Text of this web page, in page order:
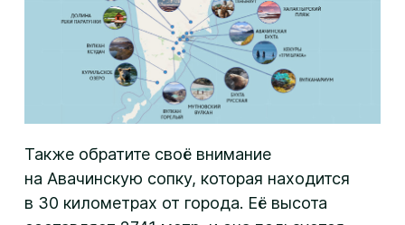
Также обратите своё внимание
на Авачинскую сопку, которая находится
в 30 километрах от города. Её высота